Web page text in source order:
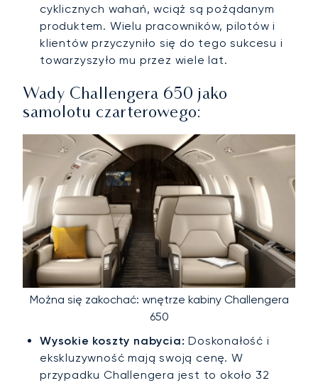
cyklicznych wahań, wciąż są pożądanym
produktem. Wielu pracowników, pilotów i
klientów przyczyniło się do tego sukcesu i
towarzyszyło mu przez wiele lat.
Wady Challengera 650 jako
samolotu czarterowego:
Można się zakochać: wnętrze kabiny Challengera
650
Wysokie koszty nabycia: Doskonałość i
ekskluzywność mają swoją cenę. W
przypadku Challengera jest to około 32